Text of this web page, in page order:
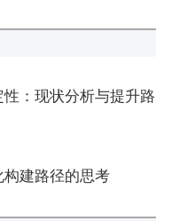
：现状分析与提升路
构建路径的思考